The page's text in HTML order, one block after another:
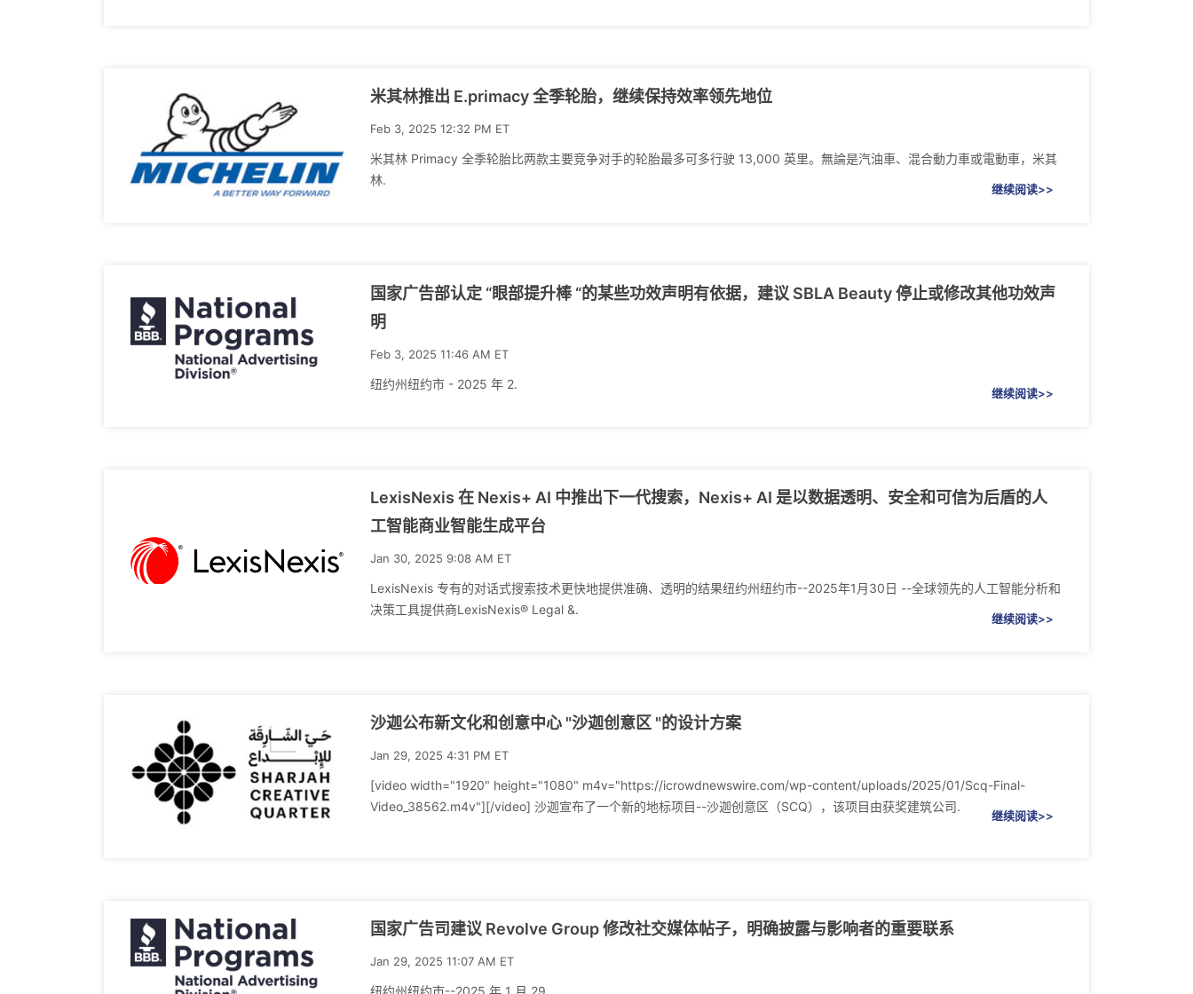
米其林推出 E.primacy 全季轮胎，继续保持效率领先地位
Feb 3, 2025 12:32 PM ET
米其林 Primacy 全季轮胎比两款主要竞争对手的轮胎最多可多行驶 13,000 英里。無論是汽油車、混合動力車或電動車，米其
林.
继续阅读>>
国家广告部认定 “眼部提升棒 “的某些功效声明有依据，建议 SBLA Beauty 停止或修改其他功效声
明
Feb 3, 2025 11:46 AM ET
纽约州纽约市 - 2025 年 2.
继续阅读>>
LexisNexis 在 Nexis+ AI 中推出下一代搜索，Nexis+ AI 是以数据透明、安全和可信为后盾的人
工智能商业智能生成平台
Jan 30, 2025 9:08 AM ET
LexisNexis 专有的对话式搜索技术更快地提供准确、透明的结果纽约州纽约市--2025年1月30日 --全球领先的人工智能分析和
决策工具提供商LexisNexis® Legal &.
继续阅读>>
沙迦公布新文化和创意中心 "沙迦创意区 "的设计方案
Jan 29, 2025 4:31 PM ET
[video width="1920" height="1080" m4v="https://icrowdnewswire.com/wp-content/uploads/2025/01/Scq-Final-
Video_38562.m4v"][/video] 沙迦宣布了一个新的地标项目--沙迦创意区（SCQ），该项目由获奖建筑公司.
继续阅读>>
国家广告司建议 Revolve Group 修改社交媒体帖子，明确披露与影响者的重要联系
Jan 29, 2025 11:07 AM ET
纽约州纽约市--2025 年 1 月 29.